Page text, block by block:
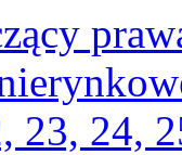
23, 24,